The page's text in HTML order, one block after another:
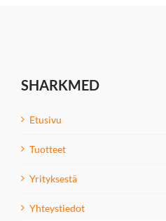
SHARKMED
Etusivu
Tuotteet
Yrityksestä
Yhteystiedot